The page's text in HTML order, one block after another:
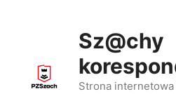
Sz@chy
Strona